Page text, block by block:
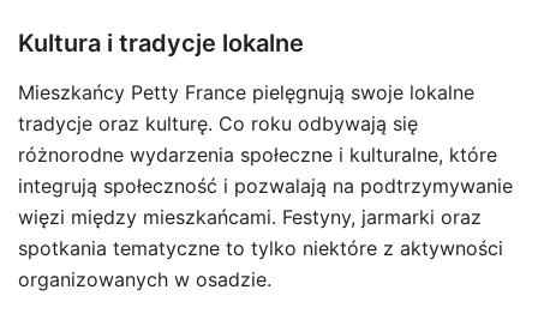
Kultura i tradycje lokalne
Mieszkańcy Petty France pielęgnują swoje lokalne
tradycje oraz kulturę. Co roku odbywają się
różnorodne wydarzenia społeczne i kulturalne, które
integrują społeczność i pozwalają na podtrzymywanie
więzi między mieszkańcami. Festyny, jarmarki oraz
spotkania tematyczne to tylko niektóre z aktywności
organizowanych w osadzie.